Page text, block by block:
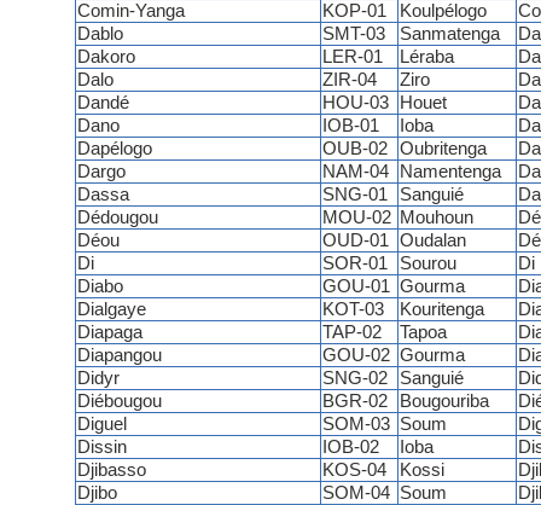
Comin-Yanga
KOP-01 Koulpélogo
Dablo
SMT-03 Sanmatenga
Dakoro
LER-01 Léraba
Dalo
ZIR-04 Ziro
Dandé
HOU-03 Houet
Dano
IOB-01 Ioba
Dapélogo
OUB-02 Oubritenga
Dargo
NAM-04 Namentenga
Dassa
SNG-01 Sanguié
Dédougou
MOU-02 Mouhoun
Déou
OUD-01 Oudalan
Di
SOR-01 Sourou
Di
Diabo
GOU-01 Gourma
Dialgaye
KOT-03 Kouritenga
Diapaga
TAP-02 Tapoa
Diapangou
GOU-02 Gourma
Didyr
SNG-02 Sanguié
Diébougou
BGR-02 Bougouriba
Diguel
SOM-03 Soum
Dissin
IOB-02 Ioba
Djibasso
KOS-04 Kossi
Djibo
SOM-04 Soum